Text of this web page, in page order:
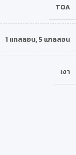
TOA
1 แกลลอน,5 แกลลอน
เงา